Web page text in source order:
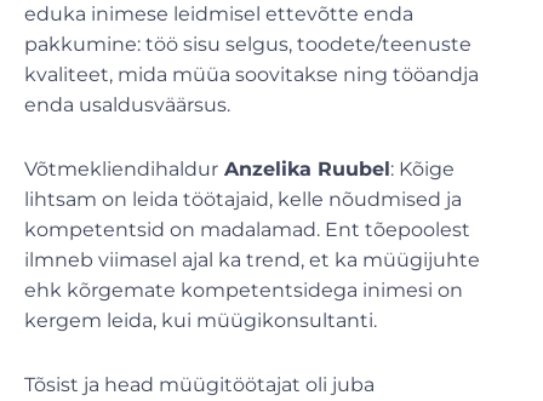
eduka inimese leidmisel ettevõtte enda
pakkumine: töö sisu selgus, toodete/teenuste
kvaliteet, mida müüa soovitakse ning tööandja
enda usaldusväärsus.
Võtmekliendihaldur Anzelika Ruubel : Kõige
lihtsam on leida töötajaid, kelle nõudmised ja
kompetentsid on madalamad. Ent tõepoolest
ilmneb viimasel ajal ka trend, et ka müügijuhte
ehk kõrgemate kompetentsidega inimesi on
kergem leida, kui müügikonsultanti.
Tõsist ja head müügitöötajat oli juba